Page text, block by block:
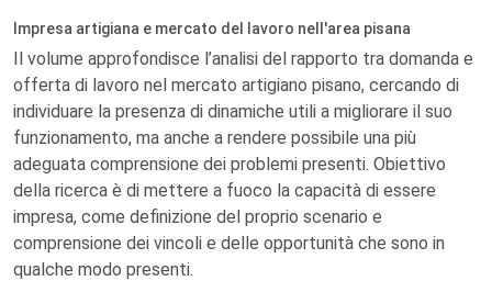
Impresa artigiana e mercato del lavoro nell'area pisana
Il volume approfondisce l’analisi del rapporto tra domanda e
offerta di lavoro nel mercato artigiano pisano, cercando di
individuare la presenza di dinamiche utili a migliorare il suo
funzionamento, ma anche a rendere possibile una più
adeguata comprensione dei problemi presenti. Obiettivo
della ricerca è di mettere a fuoco la capacità di essere
impresa, come definizione del proprio scenario e
comprensione dei vincoli e delle opportunità che sono in
qualche modo presenti.